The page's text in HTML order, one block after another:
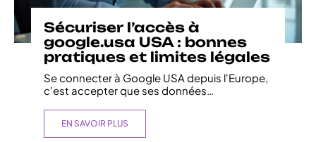
Sécuriser l’accès à
google.usa USA : bonnes
pratiques et limites légales
Se connecter à Google USA depuis l'Europe,
c'est accepter que ses données
EN SAVOIR PLUS